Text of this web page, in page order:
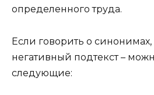
определенного труда.
Если говорить о
негативный подтекст –
следующие: